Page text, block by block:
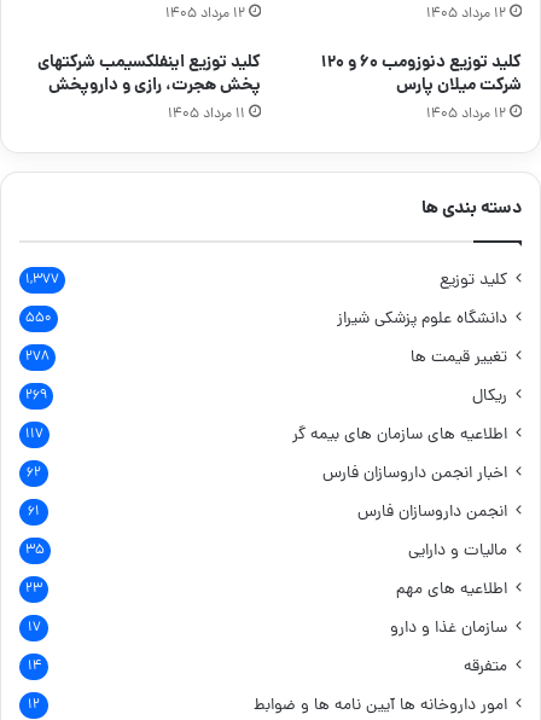
۱۲ مرداد ۱۴۰۵ ۱۲ مرداد ۱۴۰۵
کلید توزیع دنوزومب ۶۰ و ۱۲۰
شرکت میلان پارس
۱۲ مرداد ۱۴۰۵
کلید توزیع اینفلکسیمب شرکتهای
پخش هجرت، رازی و داروپخش
۱۱ مرداد ۱۴۰۵
دسته بندی ها
کلید توزیع ۱,۳۷۷
دانشگاه علوم پزشکی شیراز ۵۵۰
تغییر قیمت ها ۲۷۸
ریکال ۲۶۹
اطلاعیه های سازمان های بیمه گر ۱۱۷
اخبار انجمن داروسازان فارس ۶۲
انجمن داروسازان فارس ۶۱
مالیات و دارایی ۳۵
اطلاعیه های مهم ۲۳
سازمان غذا و دارو ۱۷
متفرقه ۱۴
امور داروخانه ها آیین نامه ها و ضوابط ۱۲